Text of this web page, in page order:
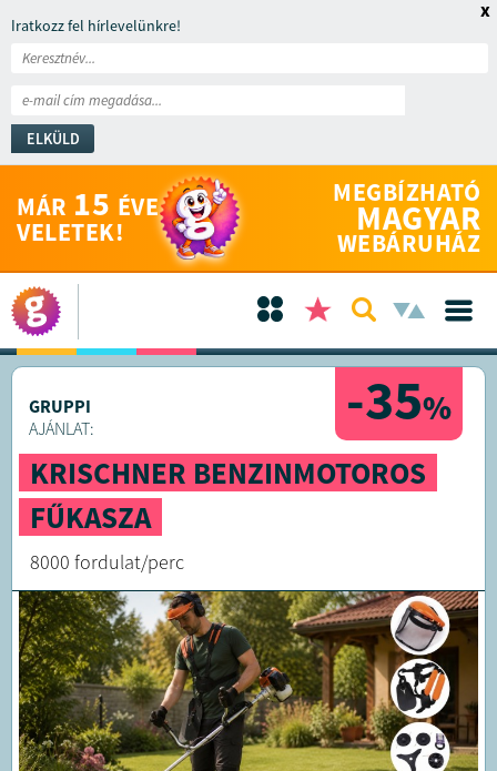
Iratkozz fel hírlevelünkre!
ELKÜLD
x
MÁR 15 ÉVE
VELETEK!
MEGBÍZHATÓ
MAGYAR
WEBÁRUHÁZ
-35%
GRUPPI
AJÁNLAT:
KRISCHNER BENZINMOTOROS
FŰKASZA
8000 fordulat/perc